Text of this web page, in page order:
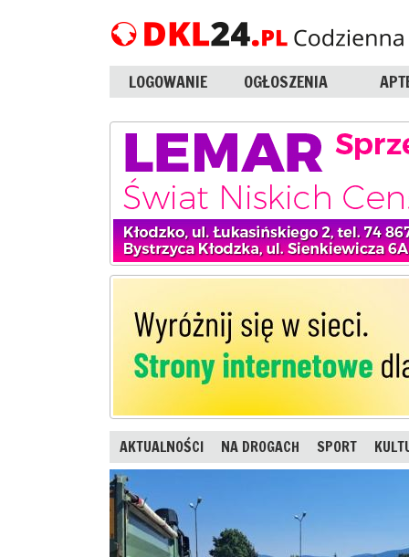
LOGOWANIE OGŁOSZENIA
AKTUALNOŚCI NA DROGACH SPORT